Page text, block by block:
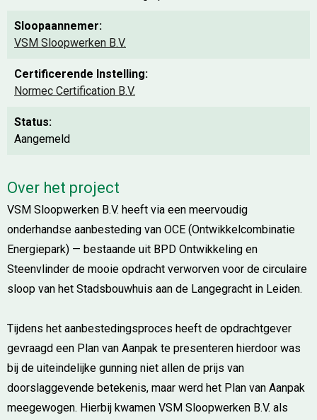
Sloopaannemer:
VSM Sloopwerken B.V.
Certificerende Instelling:
Normec Certification B.V.
Status:
Aangemeld
Over het project
VSM Sloopwerken B.V. heeft via een meervoudig
onderhandse aanbesteding van OCE (Ontwikkelcombinatie
Energiepark) — bestaande uit BPD Ontwikkeling en
Steenvlinder de mooie opdracht verworven voor de circulaire
sloop van het Stadsbouwhuis aan de Langegracht in Leiden.
Tijdens het aanbestedingsproces heeft de opdrachtgever
gevraagd een Plan van Aanpak te presenteren hierdoor was
bij de uiteindelijke gunning niet allen de prijs van
doorslaggevende betekenis, maar werd het Plan van Aanpak
meegewogen. Hierbij kwamen VSM Sloopwerken B.V. als